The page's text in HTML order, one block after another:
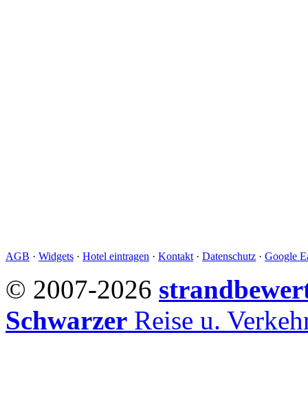
AGB · Widgets · Hotel eintragen · Kontakt · Datenschutz · Google
© 2007-2026
Schwarzer Reise u.